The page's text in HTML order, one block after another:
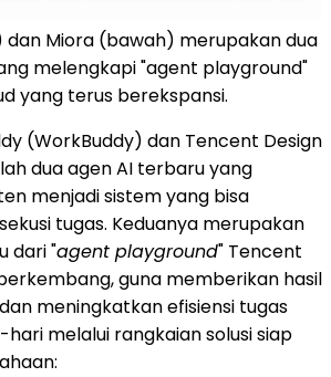
dan Miora (bawah) merupakan dua
melengkapi "agent playground"
yang terus berekspansi.
(WorkBuddy) dan Tencent Design
dua agen AI terbaru yang
menjadi sistem yang bisa
tugas. Keduanya merupakan
dari "agent playground" Tencent
guna memberikan hasil
meningkatkan efisiensi tugas
melalui rangkaian solusi siap